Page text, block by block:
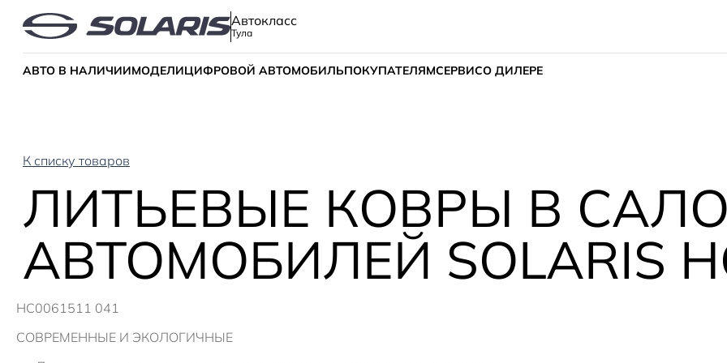
Автокласс
Тула
АВТО В НАЛИЧИИМОДЕЛИЦИФРОВОЙ АВТОМОБИЛЬПОКУПАТЕЛЯМСЕРВИСО ДИЛЕРЕ
К списку товаров
ЛИТЬЕВЫЕ КОВРЫ В
АВТОМОБИЛЕЙ SOLARIS
HC0061511 041
СОВРЕМЕННЫЕ И ЭКОЛОГИЧНЫЕ